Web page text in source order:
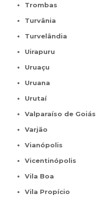
Trombas
Turvânia
Turvelândia
Uirapuru
Uruaçu
Uruana
Urutaí
Valparaíso de Goiás
Varjão
Vianópolis
Vicentinópolis
Vila Boa
Vila Propício